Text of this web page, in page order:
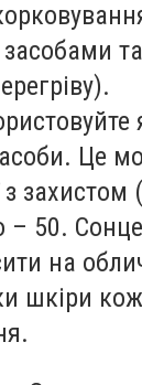
Це
захистом
– 50.
на
шкіри